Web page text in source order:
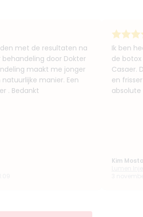
met de resultaten na
door Dokter
maakt me jonger
manier. Een
. Bedankt
Ik ben
de
Casaer.
en
absolute
Kim